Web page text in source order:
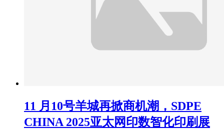
11 月10号羊城再掀商机潮，SDPE
CHINA 2025亚太网印数智化印刷展